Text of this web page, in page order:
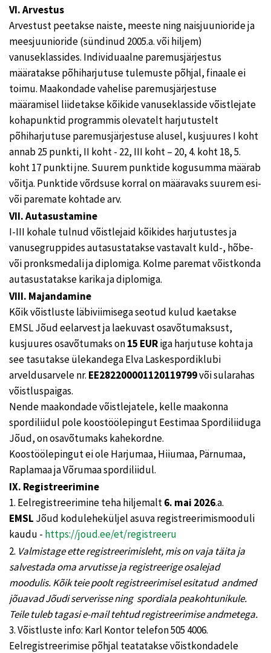
VI. Arvestus
Arvestust peetakse naiste, meeste ning naisjuunioride ja
meesjuunioride (sündinud 2005.a. või hiljem)
vanuseklassides. Individuaalne paremusjärjestus
määratakse põhiharjutuse tulemuste põhjal, finaale ei
toimu. Maakondade vahelise paremusjärjestuse
määramisel liidetakse kõikide vanuseklasside võistlejate
kohapunktid programmis olevatelt harjutustelt
põhiharjutuse paremusjärjestuse alusel, kusjuures I koht
annab 25 punkti, II koht - 22, III koht – 20, 4. koht 18, 5.
koht 17 punkti jne. Suurem punktide kogusumma määrab
võitja. Punktide võrdsuse korral on määravaks suurem esi-
või paremate kohtade arv.
VII. Autasustamine
I-III kohale tulnud võistlejaid kõikides harjutustes ja
vanusegruppides autasustatakse vastavalt kuld-, hõbe-
või pronksmedali ja diplomiga. Kolme paremat võistkonda
autasustatakse karika ja diplomiga.
VIII. Majandamine
Kõik võistluste läbiviimisega seotud kulud kaetakse
EMSL Jõud eelarvest ja laekuvast osavõtumaksust,
kusjuures osavõtumaks on15 EURiga harjutuse kohta ja
see tasutakse ülekandega Elva Laskespordiklubi
arveldusarvele nr. EE282200001120119799või sularahas
võistluspaigas.
Nende maakondade võistlejatele, kelle maakonna
spordiliidul pole koostöölepingut Eestimaa Spordiliiduga
Jõud, on osavõtumaks kahekordne.
Koostöölepingut ei ole Harjumaa, Hiiumaa, Pärnumaa,
Raplamaa ja Võrumaa spordiliidul.
IX. Registreerimine
1. Eelregistreerimine teha hiljemalt6. mai 2026.a.
EMSL Jõud koduleheküljel asuva registreerimismooduli
kaudu - https://joud.ee/et/registreeru
2. Valmistage ette registreerimisleht, mis on vaja täita ja
salvestada oma arvutisse ja registreerige osalejad
moodulis. Kõik teie poolt registreerimisel esitatud andmed
jõuavad Jõudi serverisse ning spordiala peakohtunikule.
Teile tuleb tagasi e-mail tehtud registreerimise andmetega.
3. Võistluste info: Karl Kontor telefon 505 4006.
Eelregistreerimise põhjal teatatakse võistkondadele